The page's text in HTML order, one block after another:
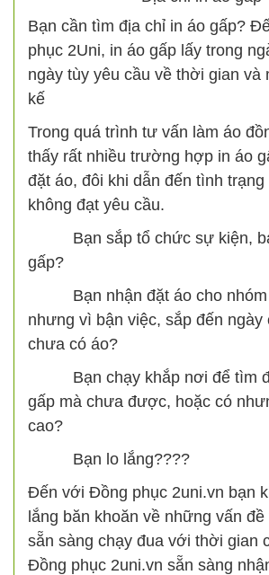
Bạn cần tìm địa chỉ in áo gấp?
phục 2Uni, in áo gấp lấy trong
ngày tùy yêu cầu về thời gian và
kế
Trong quá trình tư vấn làm áo
thấy rất nhiều trường hợp in áo
đặt áo, đôi khi dẫn đến tình
không đạt yêu cầu.
Bạn sắp tổ chức sự kiện,
gấp?
Bạn nhận đặt áo cho nhóm
nhưng vì bận việc, sắp đến ngày
chưa có áo?
Bạn chạy khắp nơi để tìm
gấp mà chưa được, hoặc có
cao?
Bạn lo lắng????
Đến với Đồng phục 2uni.vn bạn
lắng băn khoăn về những vấn
sẵn sàng chạy đua với thời gian
Đồng phục 2uni.vn sẵn sàng